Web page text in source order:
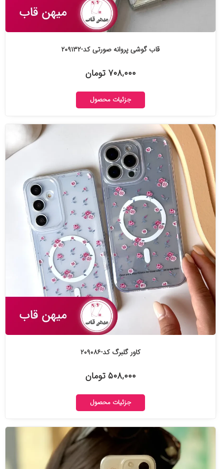
قاب گوشی پروانه صورتی کد-۲۰۹۱۳۲
۷۰۸,۰۰۰ تومان
جزئیات محصول
کاور گلبرگ کد-۲۰۹۰۸۶
۵۰۸,۰۰۰ تومان
جزئیات محصول